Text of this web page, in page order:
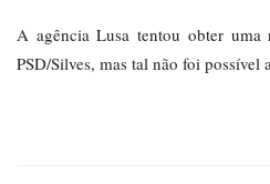
A agência Lusa tentou obter uma
PSD/Silves, mas tal não foi possível